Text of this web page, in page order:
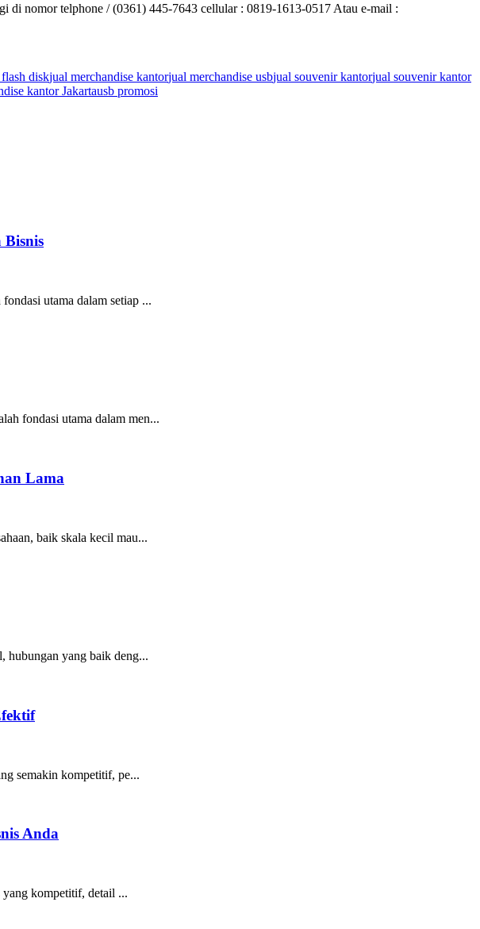
di nomor telphone / (0361) 445-7643 cellular : 0819-1613-0517 Atau e-mail :
diskjual merchandise kantorjual merchandise usbjual souvenir kantorjual souvenir kantor
kantor Jakartausb promosi
utama dalam setiap ...
fondasi utama dalam men...
Lama
baik skala kecil mau...
hubungan yang baik deng...
semakin kompetitif, pe...
Anda
kompetitif, detail ...